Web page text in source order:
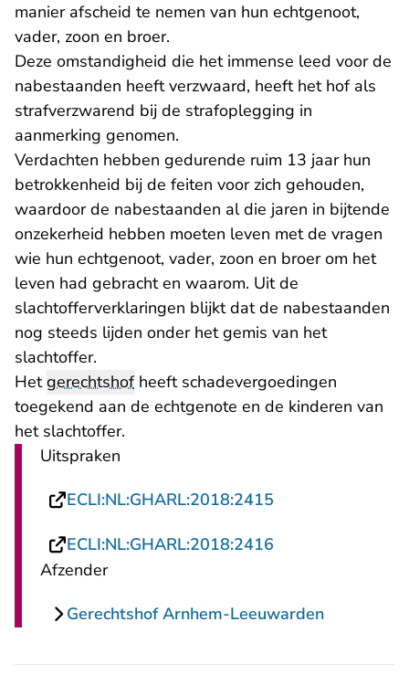
manier afscheid te nemen van hun echtgenoot,
vader, zoon en broer.
Deze omstandigheid die het immense leed voor de
nabestaanden heeft verzwaard, heeft het hof als
strafverzwarend bij de strafoplegging in
aanmerking genomen.
Verdachten hebben gedurende ruim 13 jaar hun
betrokkenheid bij de feiten voor zich gehouden,
waardoor de nabestaanden al die jaren in bijtende
onzekerheid hebben moeten leven met de vragen
wie hun echtgenoot, vader, zoon en broer om het
leven had gebracht en waarom. Uit de
slachtofferverklaringen blijkt dat de nabestaanden
nog steeds lijden onder het gemis van het
slachtoffer.
Hetgerechtshofheeft schadevergoedingen
toegekend aan de echtgenote en de kinderen van
het slachtoffer.
Uitspraken
ECLI:NL:GHARL:2018:2415
ECLI:NL:GHARL:2018:2416
Afzender
Gerechtshof Arnhem-Leeuwarden